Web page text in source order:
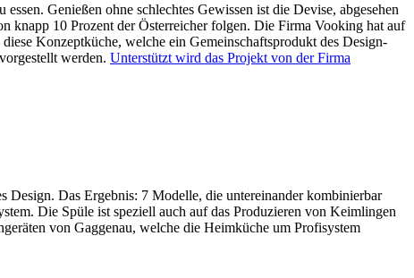
Genießen ohne schlechtes Gewissen ist die Devise, abgesehen
knapp 10 Prozent der Österreicher folgen. Die Firma Vooking hat auf
Konzeptküche, welche ein Gemeinschaftsprodukt des Design-
vorgestellt werden. Unterstützt wird das Projekt von der Firma
Design. Das Ergebnis: 7 Modelle, die untereinander kombinierbar
Die Spüle ist speziell auch auf das Produzieren von Keimlingen
von Gaggenau, welche die Heimküche um Profisystem